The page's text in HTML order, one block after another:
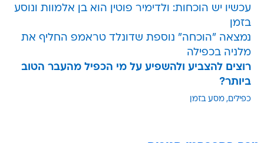
עכשיו יש הוכחות: ולדימיר פוטין הוא בן אלמוות ונוסע
בזמן
נמצאה "הוכחה" נוספת שדונלד טראמפ החליף את
מלניה בכפילה
רוצים להצביע ולהשפיע על מי הכפיל מהעבר הטוב
ביותר?
כפילים מסע בזמן